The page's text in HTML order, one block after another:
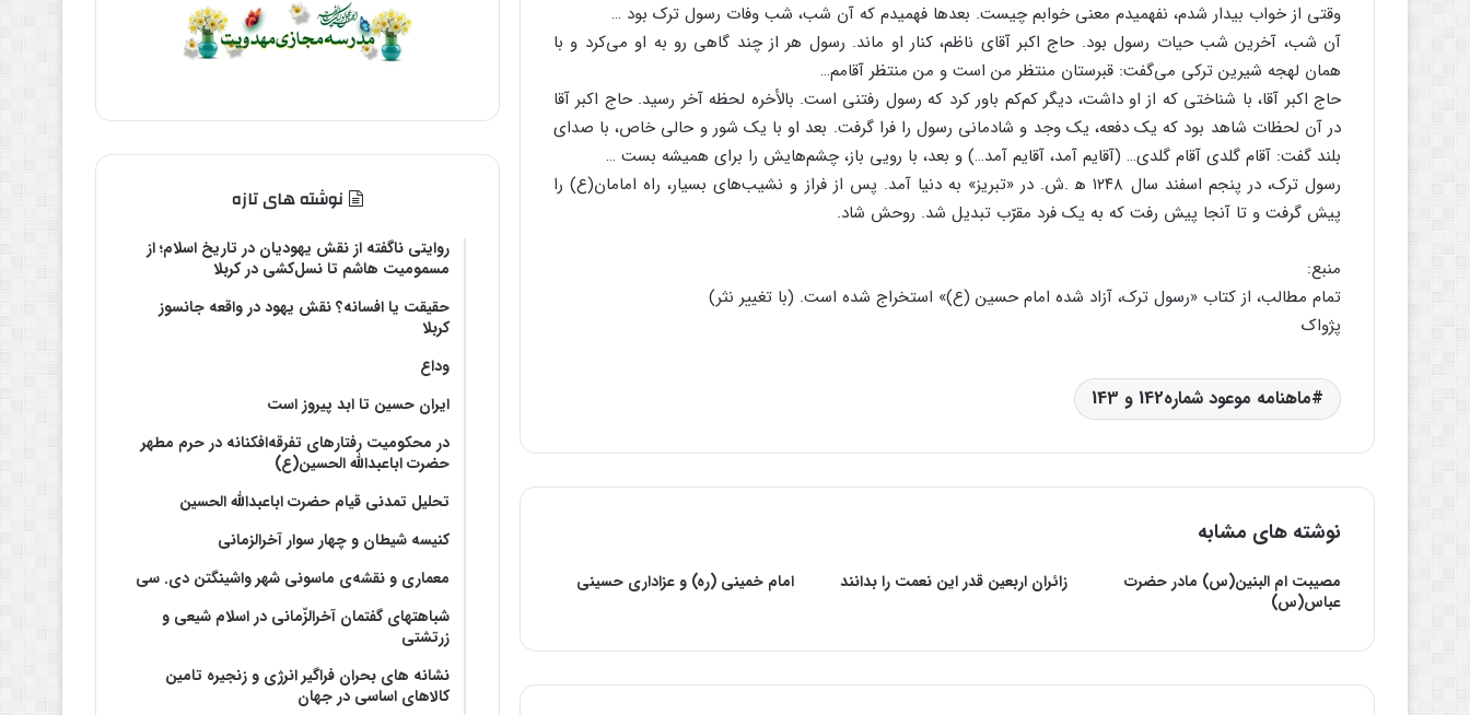
وقتی از خواب بیدار شدم، نفهمیدم معنی خوابم چیست. بعدها فهمیدم که آن شب، شب وفات رسول ترک بود …
آن شب، آخرین شب حیات رسول بود. حاج اکبر آقای ناظم، کنار او ماند. رسول هر از چند گاهی رو به او می‌کرد و با
همان لهجه شیرین ترکی می‌گفت: قبرستان منتظر من است و من منتظر آقامم…
حاج اکبر آقا، با شناختی که از او داشت، دیگر کم‌کم باور کرد که رسول رفتنی است. بالأخره لحظه آخر رسید. حاج اکبر آقا
در آن لحظات شاهد بود که یک دفعه، یک وجد و شادمانی رسول را فرا گرفت. بعد او با یک شور و حالی خاص، با صدای
بلند گفت: آقام گلدی آقام گلدی… (آقایم آمد، آقایم آمد…) و بعد، با رویی باز، چشم‌هایش را برای همیشه بست …
رسول ترک، در پنجم اسفند سال ۱۲۴۸ ه‍ .ش. در «تبریز» به دنیا آمد. پس از فراز و نشیب‌های بسیار، راه امامان(ع) را
پیش گرفت و تا آنجا پیش رفت که به یک فرد مقرّب تبدیل شد. روحش شاد.
منبع:
تمام مطالب، از کتاب «رسول ترک، آزاد شده امام حسین (ع)» استخراج شده است. (با تغییر نثر)
پژواک
ماهنامه موعود شماره142 و 143
نوشته های مشابه
مصيبت ام البنين(س) مادر حضرت
عباس(س)
زائران اربعین قدر این نعمت را بدانند امام خمینی (ره) و عزاداری حسینی
نوشته های تازه
روایتی ناگفته از نقش یهودیان در تاریخ اسلام؛ از
مسمومیت هاشم تا نسل‌کشی در کربلا
حقیقت یا افسانه؟‌ نقش یهود در واقعه جانسوز
کربلا
وداع
ایران حسین تا ابد پیروز است
در محکومیت رفتارهای تفرقه‌افکنانه در حرم مطهر
حضرت اباعبدالله الحسین(ع)
تحلیل تمدنی قیام حضرت اباعبدالله الحسین
کنیسه شیطان و چهار سوار آخرالزمانی
معماری و نقشه‌ی ماسونی شهر واشينگتن دی. سی
شباهتهای گفتمان آخر‌الزّمانی در اسلام شیعی و
زرتشتی
نشانه های بحران فراگیر انرژی و زنجیره تامین
کالاهای اساسی در جهان